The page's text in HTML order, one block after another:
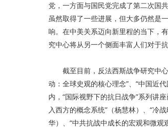
党，一方面与国民党完成了第二次国
虽然取得了一些进展，但大多仍然是
响。在中美关系迈向新里程的当下，
究中心将从另一个侧面丰富人们对于
截至目前，反法西斯战争研究中
动：全球史观的核心理念”、“中国近
内，“国际视野下的抗日战争”系列讲
入西方的概念系统”（杨慧林）、“冷
华）、“中共抗战中成长的宏观和微